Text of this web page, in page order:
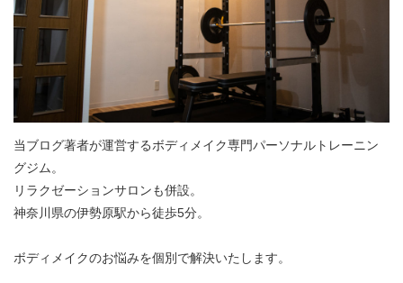
当ブログ著者が運営するボディメイク専門パーソナルトレーニン
グジム。
リラクゼーションサロンも併設。
神奈川県の伊勢原駅から徒歩5分。
ボディメイクのお悩みを個別で解決いたします。